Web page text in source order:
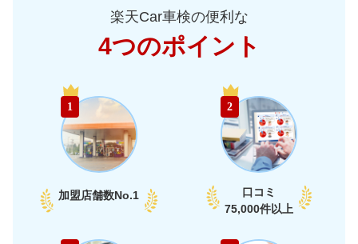
長野県 49,630円
新潟県 53,350 円
富山県 店舗を探す
石川県 店舗を探す
福井県 店舗を探す
47,100円 店舗を探す
楽天Car車検の便利な
4つのポイント
1
加盟店舗数No.1
2
口コミ
75,000件以上